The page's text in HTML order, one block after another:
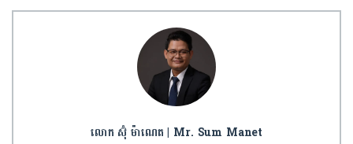
លោក ស៊ុំ ម៉ាណេត | Mr. Sum Manet